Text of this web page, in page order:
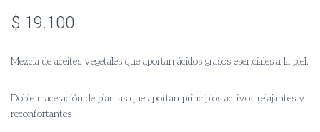
$ 19.100
Mezcla de aceites vegetales que aportan ácidos grasos esenciales a la piel.
Doble maceración de plantas que aportan principios activos relajantes y
reconfortantes